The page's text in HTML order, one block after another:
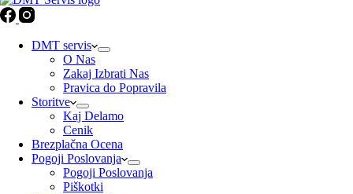
DMT servis
O Nas
Zakaj Izbrati Nas
Pravica do Popravila
Storitve
Kaj Delamo
Cenik
Brezplačna Ocena
Pogoji Poslovanja
Pogoji Poslovanja
Piškotki